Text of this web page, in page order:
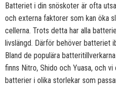
Batteriet i din snöskoter är ofta
och externa faktorer som kan öka
cellerna. Trots detta har alla
livslängd. Därför behöver batteriet
Bland de populära
finns Nitro, Shido och Yuasa, och
batterier i olika storlekar som